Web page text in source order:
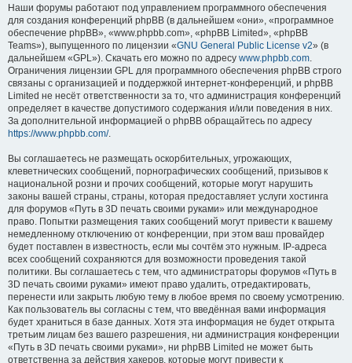
Наши форумы работают под управлением программного обеспечения
для создания конференций phpBB (в дальнейшем «они», «программное
обеспечение phpBB», «www.phpbb.com», «phpBB Limited», «phpBB
Teams»), выпущенного по лицензии «GNU General Public License v2» (в
дальнейшем «GPL»). Скачать его можно по адресу www.phpbb.com.
Ограничения лицензии GPL для программного обеспечения phpBB строго
связаны с организацией и поддержкой интернет-конференций, и phpBB
Limited не несёт ответственности за то, что администрация конференций
определяет в качестве допустимого содержания и/или поведения в них.
За дополнительной информацией о phpBB обращайтесь по адресу
https://www.phpbb.com/.
Вы соглашаетесь не размещать оскорбительных, угрожающих,
клеветнических сообщений, порнографических сообщений, призывов к
национальной розни и прочих сообщений, которые могут нарушить
законы вашей страны, страны, которая предоставляет услуги хостинга
для форумов «Путь в 3D печать своими руками» или международное
право. Попытки размещения таких сообщений могут привести к вашему
немедленному отключению от конференции, при этом ваш провайдер
будет поставлен в известность, если мы сочтём это нужным. IP-адреса
всех сообщений сохраняются для возможности проведения такой
политики. Вы соглашаетесь с тем, что администраторы форумов «Путь в
3D печать своими руками» имеют право удалить, отредактировать,
перенести или закрыть любую тему в любое время по своему усмотрению.
Как пользователь вы согласны с тем, что введённая вами информация
будет храниться в базе данных. Хотя эта информация не будет открыта
третьим лицам без вашего разрешения, ни администрация конференции
«Путь в 3D печать своими руками», ни phpBB Limited не может быть
ответственна за действия хакеров, которые могут привести к